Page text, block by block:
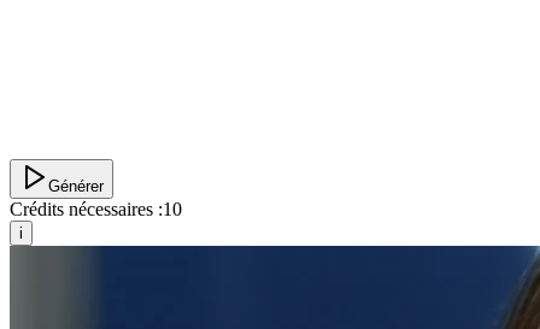
Générer
Crédits nécessaires :10
i